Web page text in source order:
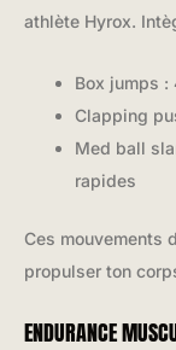
athlète Hyrox.
Box jumps :
Clapping
Med ball
rapides
Ces mouvements
propulser ton
ENDURANCE